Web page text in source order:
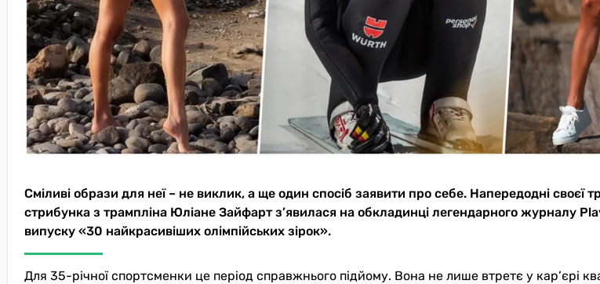
Сміливі образи для неї – не виклик, а ще один спосіб заявити про себе. Напередодні своєї
стрибунка з трампліна Юліане Зайфарт з’явилася на обкладинці легендарного журналу
випуску «30 найкрасивіших олімпійських зірок».
Для 35-річної спортсменки це період справжнього підйому. Вона не лише втретє у кар’єрі